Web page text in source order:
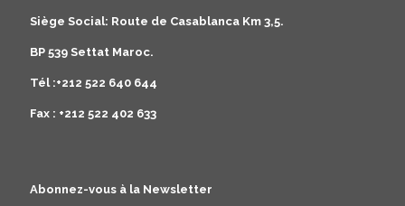
Siège Social: Route de Casablanca Km 3,5.
BP 539 Settat Maroc.
Tél :+212 522 640 644
Fax : +212 522 402 633
Abonnez-vous à la Newsletter